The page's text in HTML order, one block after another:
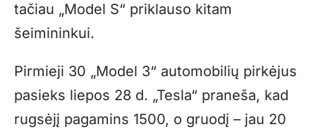
tačiau „Model S“ priklauso kitam
šeimininkui.
Pirmieji 30 „Model 3“ automobilių pirkėjus
pasieks liepos 28 d. „Tesla“ praneša, kad
rugsėjį pagamins 1500, o gruodį – jau 20